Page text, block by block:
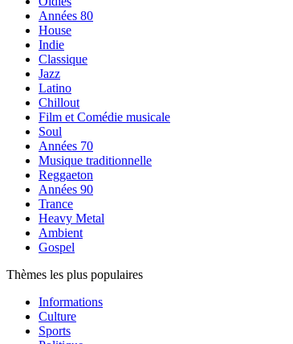
Années 80
House
Indie
Classique
Jazz
Latino
Chillout
Film et Comédie musicale
Soul
Années 70
Musique traditionnelle
Reggaeton
Années 90
Trance
Heavy Metal
Ambient
Gospel
Thèmes les plus populaires
Informations
Culture
Sports